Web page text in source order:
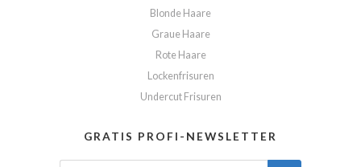
Blonde Haare
Graue Haare
Rote Haare
Lockenfrisuren
Undercut Frisuren
GRATIS PROFI-NEWSLETTER